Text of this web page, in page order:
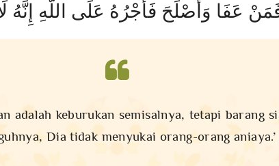
عَفَا وَأَصْلَحَ فَأَجْرُهُ عَلَى اللَّهِ إِنَّهُ
adalah keburukan semisalnya, tetapi barang
Dia tidak menyukai orang-orang